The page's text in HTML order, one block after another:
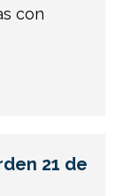
con
21 de